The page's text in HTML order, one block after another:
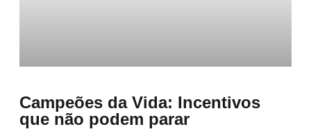
Campeões da Vida: Incentivos
que não podem parar